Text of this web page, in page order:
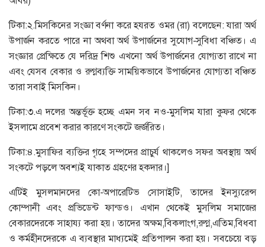
টিকা:২.মিসকিনের সংজ্ঞা বর্ণনা করে হযরত ওমর (রা) বলেছেন: যারা অর্থ
উপার্জন করতে পারে না অথবা অর্থ উপার্জনের সুযোগ-সুবিধা বঞ্চিত। এ
সংজ্ঞার প্রেক্ষিতে যে দরিদ্র শিশু এখনো অর্থ উপার্জনের যোগ্যতা রাখে না
এবং যেসব বেকার ও রুগ্নব্যক্তি সাময়িকভাবে উপার্জনের যোগ্যতা বঞ্চিত
তারা সবাই মিসকিন।
টিকা:৩.এ দলের অন্তর্ভূক্ত হচ্ছে এমন সব নও-মুসলিম যারা কুফর থেকে
ইসলামে প্রবেশ করার কারণে সংকটে জর্জরিত।
টিকা:৪.মুসাফির ব্যক্তির গৃহে সম্পদের প্রাচুর্য থাকলেও সফর অবস্থায় অর্থ
সংকটে পড়লে অবশ্যই যাকাত গ্রহণের হকদার।]
এটিই মুসলমানদের কো-অপারেটিভ সোসাইটি, তাদের ইনস্যুরেন্স
কোম্পানী এবং প্রভিডেন্ট ফান্ডও। এখান থেকেই মুসলিম সমাজের
বেকারদেরকে সাহায্য করা হয়। তাদের অক্ষম,বিকলাংগ,রুগ্ন,এতিম,বিধবা
ও কর্মহীনদেরকে এ ব্যবস্থার মাধ্যমেই প্রতিপালন করা হয়। সবচেয়ে বড়